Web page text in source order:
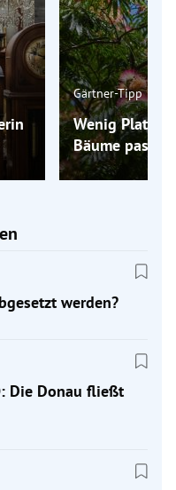
Gärtner-Tipp
Wenig Platz
Bäume
werden?
Die Donau fließt